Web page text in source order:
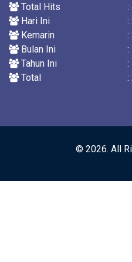
Total Hits
:
Hari Ini
:
Kemarin
:
Bulan Ini
:
Tahun Ini
:
Total
:
© 2026. All